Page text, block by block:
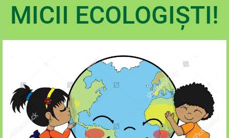
MICII ECOLOGIȘTI!